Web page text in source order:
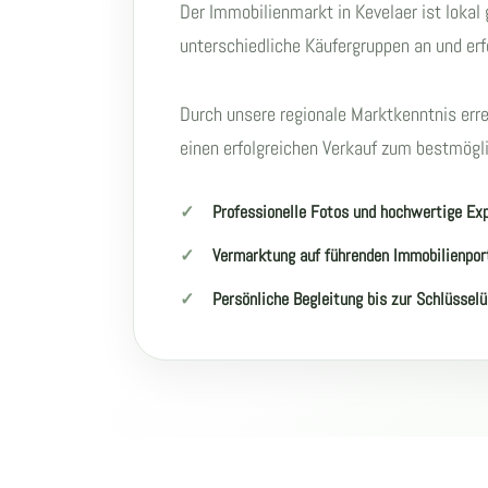
Der Immobilienmarkt in Kevelaer ist
unterschiedliche Käufergruppen an und
Durch unsere regionale Marktkenntnis
einen erfolgreichen Verkauf zum
Professionelle Fotos und hochwertige
Vermarktung auf führenden
Persönliche Begleitung bis zur